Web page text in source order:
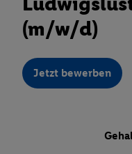
(m/w/d)
Jetzt bewerben